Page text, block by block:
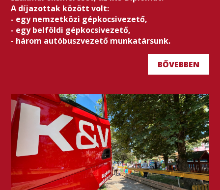
A díjazottak között volt:
- egy nemzetközi gépkocsivezető,
- egy belföldi gépkocsivezető,
- három autóbuszvezető munkatársunk.
BŐVEBBEN